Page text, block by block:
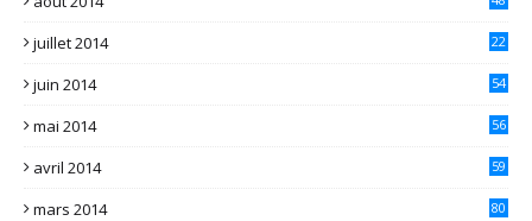
juillet 2014 22
juin 2014 54
mai 2014 56
avril 2014 59
mars 2014 80